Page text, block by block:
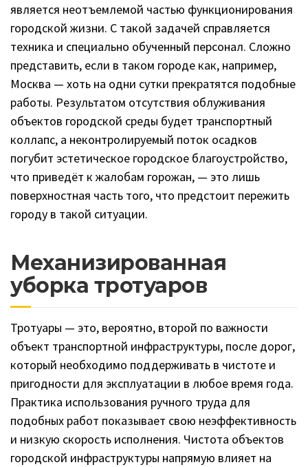
является неотъемлемой частью функционирования
городской жизни. С такой задачей справляется
техника и специально обученный персонал. Сложно
представить, если в таком городе как, например,
Москва — хоть на одни сутки прекратятся подобные
работы. Результатом отсутствия облуживания
объектов городской среды будет транспортный
коллапс, а неконтролируемый поток осадков
погубит эстетическое городское благоустройство,
что приведёт к жалобам горожан, — это лишь
поверхностная часть того, что предстоит пережить
городу в такой ситуации.
Механизированная
уборка тротуаров
Тротуары — это, вероятно, второй по важности
объект транспортной инфраструктуры, после дорог,
который необходимо поддерживать в чистоте и
пригодности для эксплуатации в любое время года.
Практика использования ручного труда для
подобных работ показывает свою неэффективность
и низкую скорость исполнения. Чистота объектов
городской инфраструктуры напрямую влияет на